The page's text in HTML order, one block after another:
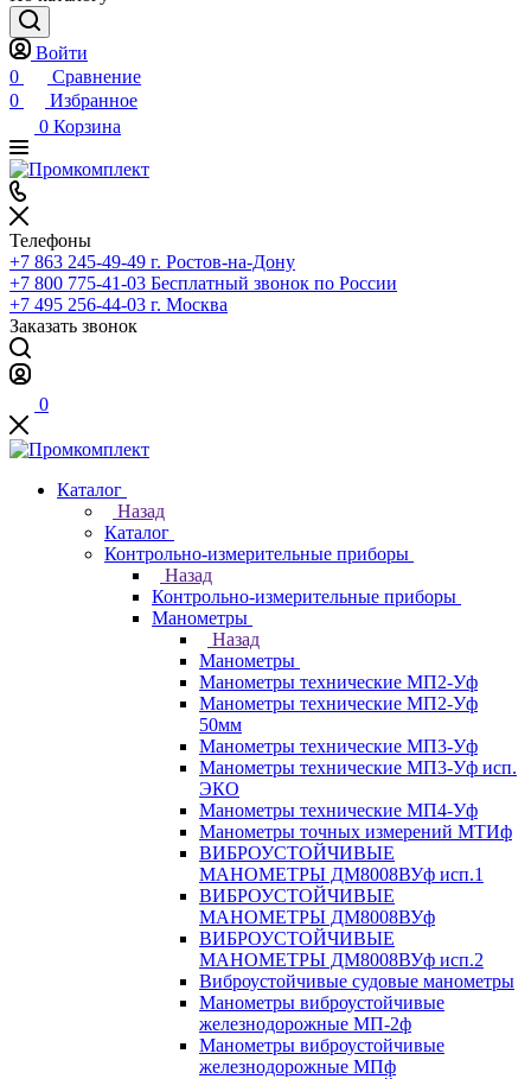
Войти
0
Сравнение
0
Избранное
0 Корзина
Телефоны
+7 863 245-49-49 г. Ростов-на-Дону
+7 800 775-41-03 Бесплатный звонок по России
+7 495 256-44-03 г. Москва
Заказать звонок
0
Каталог
Назад
Каталог
Контрольно-измерительные приборы
Назад
Контрольно-измерительные приборы
Манометры
Назад
Манометры
Манометры технические МП2-Уф
Манометры технические МП2-Уф
50мм
Манометры технические МП3-Уф
Манометры технические МП3-Уф исп.
ЭКО
Манометры технические МП4-Уф
Манометры точных измерений МТИф
ВИБРОУСТОЙЧИВЫЕ
МАНОМЕТРЫ ДМ8008ВУф исп.1
ВИБРОУСТОЙЧИВЫЕ
МАНОМЕТРЫ ДМ8008ВУф
ВИБРОУСТОЙЧИВЫЕ
МАНОМЕТРЫ ДМ8008ВУф исп.2
Виброустойчивые судовые манометры
Манометры виброустойчивые
железнодорожные МП-2ф
Манометры виброустойчивые
железнодорожные МПф